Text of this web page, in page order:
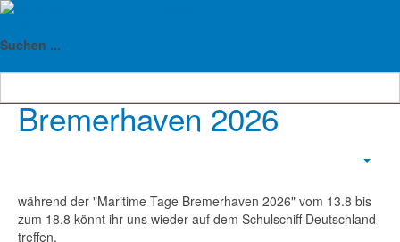
Suchen ...
Maritime Tage
Bremerhaven 2026
während der "Maritime Tage Bremerhaven 2026" vom 13.8 bis
zum 18.8 könnt ihr uns wieder auf dem Schulschiff Deutschland
treffen.